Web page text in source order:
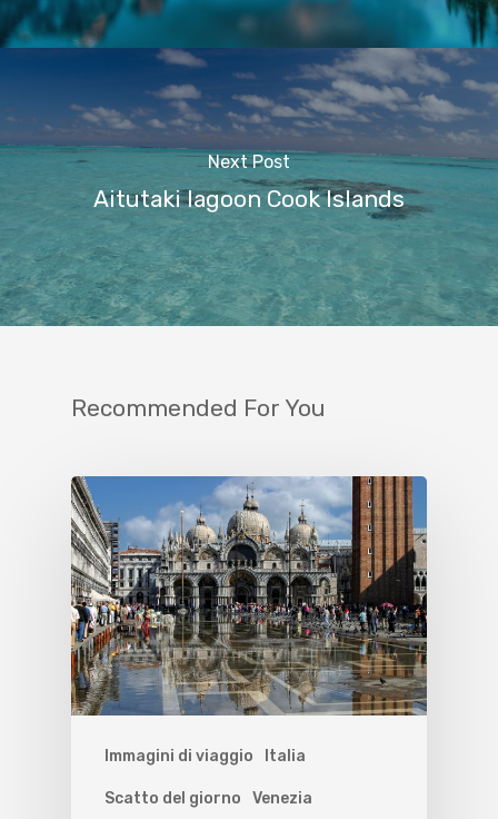
Next Post
Aitutaki lagoon Cook Islands
Recommended For You
Immagini di viaggio Italia
Scatto del giorno Venezia